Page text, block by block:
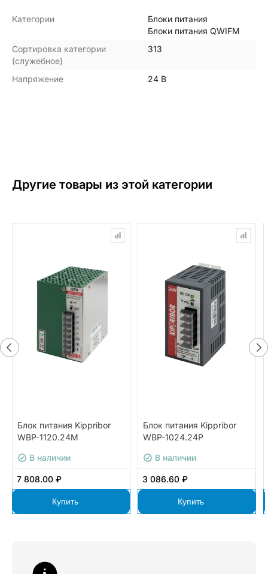
Категории
Блоки питания
Блоки питания QWIFM
Сортировка категории
(служебное)
313
Напряжение 24 В
Другие товары из этой категории
Блок питания Kippribor
WBP-1120.24M
В наличии
7 808.00 ₽
Купить
Блок питания Kippribor
WBP-1024.24P
В наличии
3 086.60 ₽
Купить